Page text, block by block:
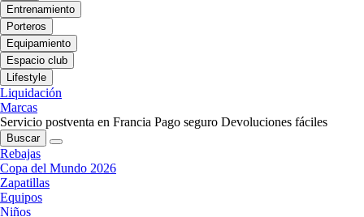
Entrenamiento
Porteros
Equipamiento
Espacio club
Lifestyle
Liquidación
Marcas
Servicio postventa en Francia Pago seguro Devoluciones fáciles
Buscar
Rebajas
Copa del Mundo 2026
Zapatillas
Equipos
Niños